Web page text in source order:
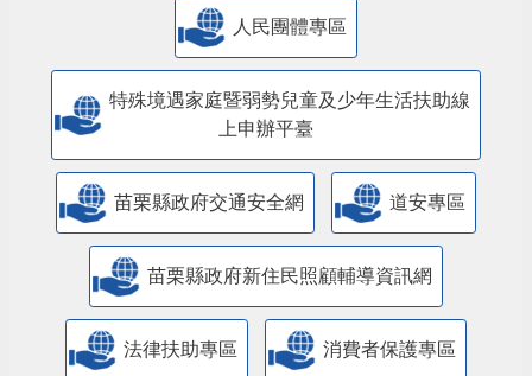
人民團體專區
特殊境遇家庭暨弱勢兒童及少年生活扶助線
上申辦平臺
苗栗縣政府交通安全網 道安專區
苗栗縣政府新住民照顧輔導資訊網
法律扶助專區 消費者保護專區